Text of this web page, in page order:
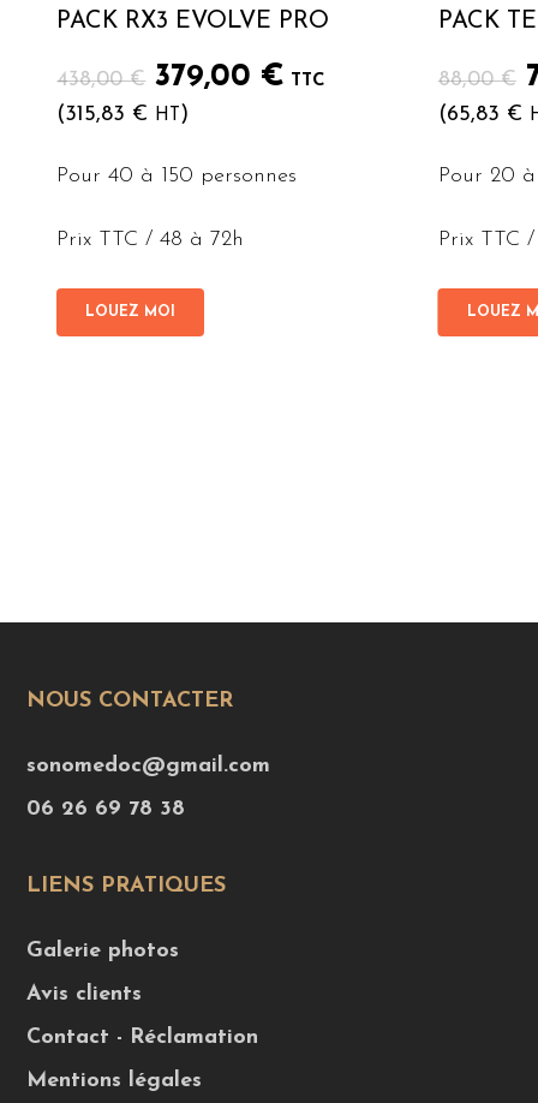
PACK RX3 EVOLVE PRO
438,00€ Le
prix
était :
379,00 € Le
est :
TTC
(315,83 € HT )
Pour 40 à 150 personnes
Prix TTC / 48 à 72h
LOUEZ MOI
PACK
88,00€
(65,83 €
Pour 20
Prix TTC
LOUEZ
NOUS CONTACTER
sonomedoc@gmail.com
06 26 69 78 38
LIENS PRATIQUES
Galerie photos
Avis clients
Contact - Réclamation
Mentions légales